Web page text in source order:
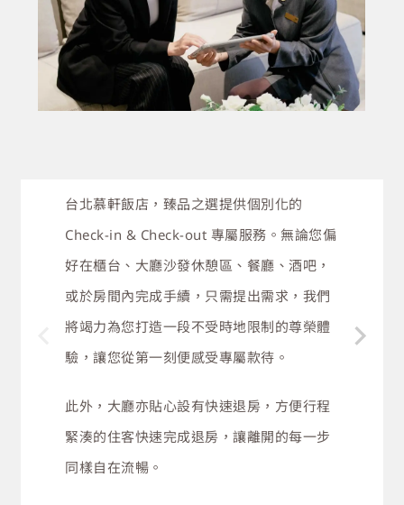
台北慕軒飯店，臻品之選提供個別化的
Check-in & Check-out 專屬服務。無論您偏
好在櫃台、大廳沙發休憩區、餐廳、酒吧，
或於房間內完成手續，只需提出需求，我們
將竭力為您打造一段不受時地限制的尊榮體
驗，讓您從第一刻便感受專屬款待。
此外，大廳亦貼心設有快速退房，方便行程
緊湊的住客快速完成退房，讓離開的每一步
同樣自在流暢。
台北慕軒飯店，臻品之選為協助商務人士在
旅行時依然能維持工作效率，除客房內可依
照需求為您提供專屬的行動辦公設備，套房
內更享有個人的全套辦公配備。全館設有無
您能即時與身處所有時區的夥伴合作。